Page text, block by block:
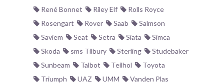
René Bonnet
Riley Elf
Rolls Royce
Rosengart
Rover Saab
Salmson
Saviem
Seat Setra Siata
Simca
Skoda
sms Tilbury Sterling
Studebaker
Sunbeam
Talbot Teilhol
Toyota
Triumph
UAZ UMM
Vanden Plas